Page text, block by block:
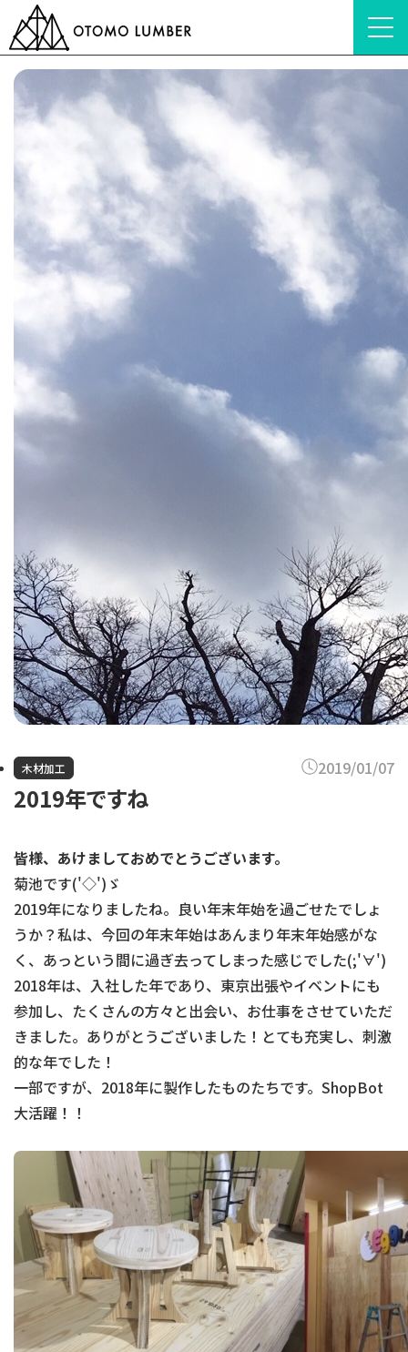
HOME ブログ
木材加工 2019/01/07
2019年ですね
皆様、あけましておめでとうございます。
菊池です('◇')ゞ
2019年になりましたね。良い年末年始を過ごせたでしょ
うか？私は、今回の年末年始はあんまり年末年始感がな
く、あっという間に過ぎ去ってしまった感じでした(;'∀')
2018年は、入社した年であり、東京出張やイベントにも
参加し、たくさんの方々と出会い、お仕事をさせていただ
きました。ありがとうございました！とても充実し、刺激
的な年でした！
一部ですが、2018年に製作したものたちです。ShopBot
大活躍！！